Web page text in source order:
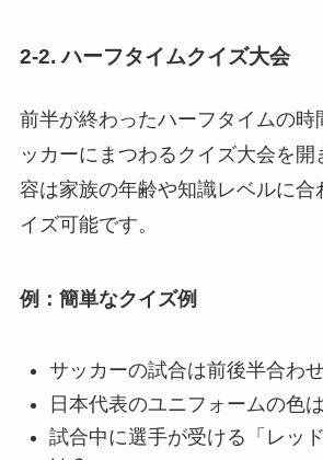
2-2. ハーフタイムクイズ大会
前半が終わったハーフタイムの時
ッカーにまつわるクイズ大会を開
容は家族の年齢や知識レベルに合
イズ可能です。
例：簡単なクイズ例
サッカーの試合は前後半合わ
日本代表のユニフォームの色
試合中に選手が受ける「レッ